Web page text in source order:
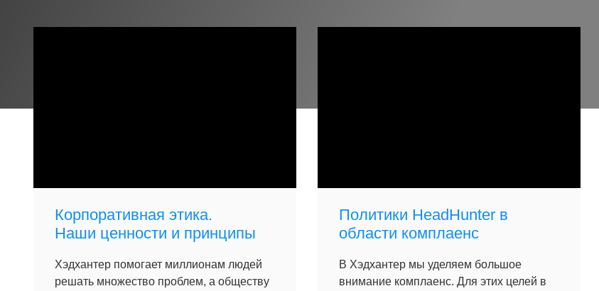
Корпоративная этика.
Наши ценности и принципы
Хэдхантер помогает миллионам людей
решать множество проблем, а обществу
Политики HeadHunter в
области комплаенс
В Хэдхантер мы уделяем большое
внимание комплаенс. Для этих целей в